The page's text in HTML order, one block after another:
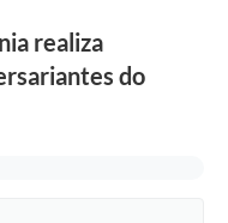
realiza
do